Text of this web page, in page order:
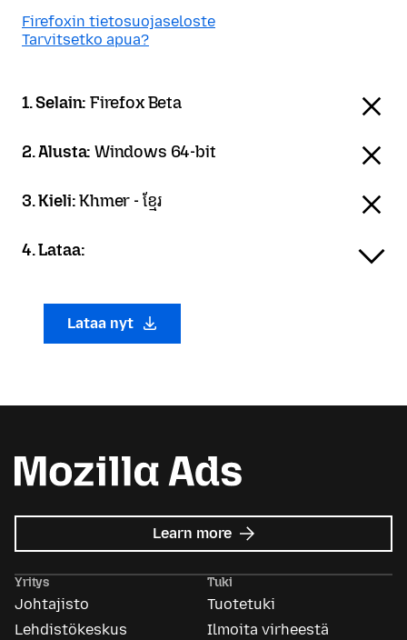
Firefoxin tietosuojaseloste
Tarvitsetko apua?
1. Selain:Firefox Beta
2. Alusta:Windows 64-bit
3. Kieli:Khmer - ខ្មែរ
4. Lataa:
Lataa nyt
Learn more about
Mozilla
Yritys
Johtajisto
Lehdistökeskus
Tuki
Tuotetuki
Ilmoita virheestä